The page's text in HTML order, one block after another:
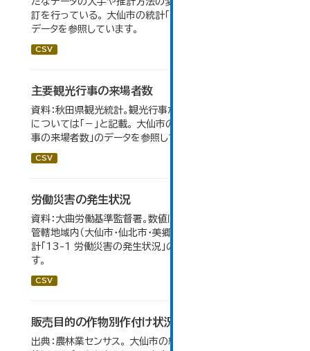
訂を行っている。 大仙市の統計「16-2 市町村民所得」の
データを参照しています。
CSV
主要観光行事の来場者数
資料：秋田県観光統計。観光行事が開催されなかったもの
については「－」と記載。 大仙市の統計「15-1 主要観光行
事の来場者数」のデータを参照しています。
CSV
労働災害の発生状況
資料：大曲労働基準監督署。数値は大曲労働基準監督署の
管轄地域内（大仙市・仙北市・美郷町）の合計。 大仙市の統
計「13-1 労働災害の発生状況」のデータを参照していま
す。
CSV
販売目的の作物別作付け状況
出典：農林業センサス。 大仙市の統計「3-1 農業経営体の